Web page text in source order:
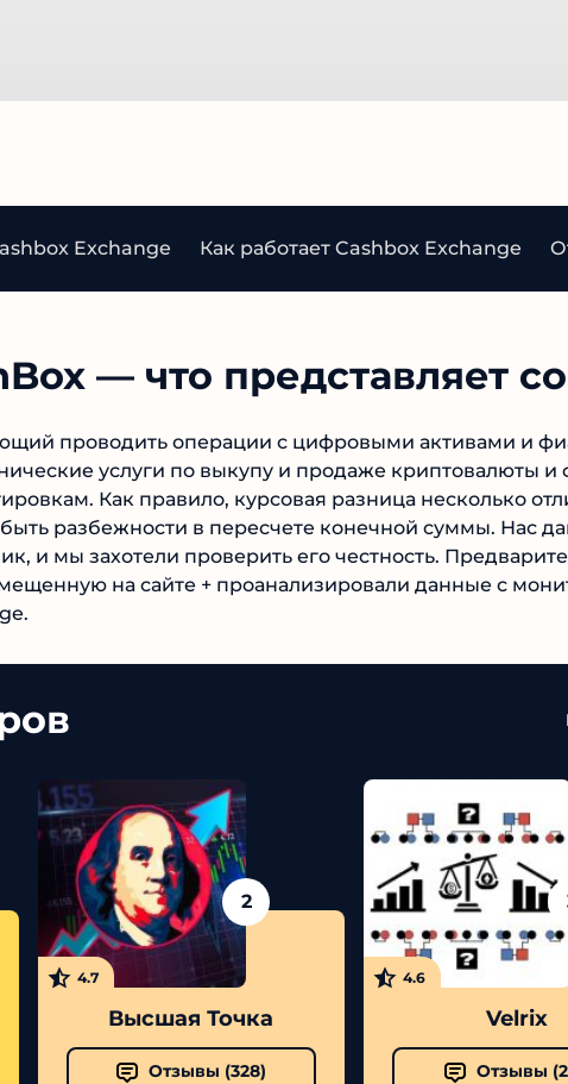
Exchange Как работает Cashbox Exchange
— что представляет
проводить операции с цифровыми активами и
услуги по выкупу и продаже криптовалюты и
Как правило, курсовая разница несколько
разбежности в пересчете конечной суммы. Нас
и мы захотели проверить его честность.
на сайте + проанализировали данные с
2
4.7
Высшая Точка
Отзывы (328)
4.6
Velrix
Отзывы (